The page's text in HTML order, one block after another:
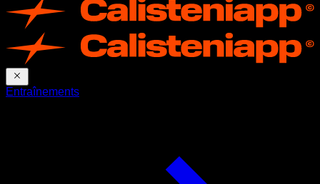
Entraînements